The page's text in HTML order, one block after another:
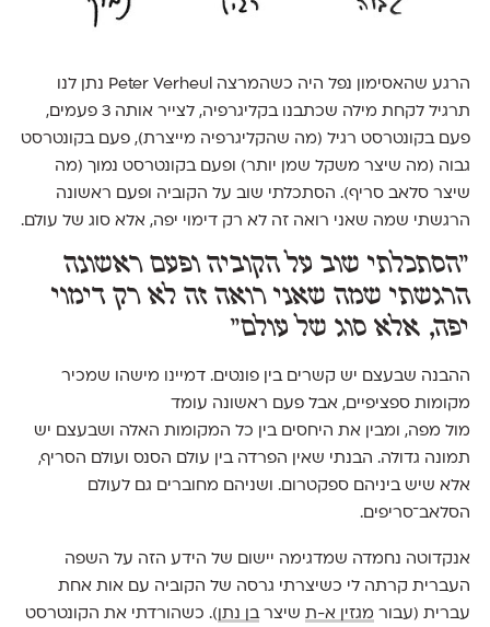
הרגע שהאסימון נפל היה כשהמרצה Peter Verheul נתן לנו
תרגיל לקחת מילה שכתבנו בקליגרפיה, לצייר אותה 3 פעמים,
פעם בקונטרסט רגיל (מה שהקליגרפיה מייצרת), פעם בקונטרסט
גבוה (מה שיצר משקל שמן יותר) ופעם בקונטרסט נמוך (מה
שיצר סלאב סריף). הסתכלתי שוב על הקוביה ופעם ראשונה
הרגשתי שמה שאני רואה זה לא רק דימוי יפה, אלא סוג של עולם.
״הסתכלתי שוב על הקוביה ופעם ראשונה
הרגשתי שמה שאני רואה זה לא רק דימוי
יפה, אלא סוג של עולם״
ההבנה שבעצם יש קשרים בין פונטים. דמיינו מישהו שמכיר
מקומות ספציפיים, אבל פעם ראשונה עומד
מול מפה, ומבין את היחסים בין כל המקומות האלה ושבעצם יש
תמונה גדולה. הבנתי שאין הפרדה בין עולם הסנס ועולם הסריף,
אלא שיש ביניהם ספקטרום. ושניהם מחוברים גם לעולם
הסלאב־סריפים.
אנקדוטה נחמדה שמדגימה יישום של הידע הזה על השפה
העברית קרתה לי כשיצרתי גרסה של הקוביה עם אות אחת
עברית (עבור מגזין א-תשיצרבן נתן). כשהורדתי את הקונטרסט